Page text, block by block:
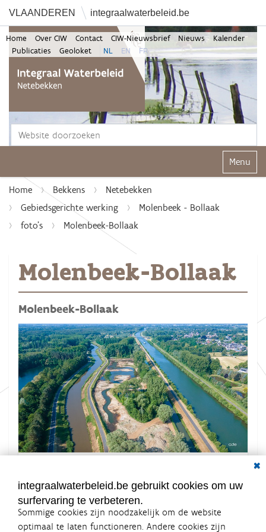
VLAANDEREN integraalwaterbeleid.be
Home Over CIW Contact CIW-Nieuwsbrief Nieuws
Kalender
Publicaties
Geoloket NL EN FR
Klap
Home Bekkens
Netebekken
Gebiedsgerichte werking
Molenbeek - Bollaak
foto's
Molenbeek-Bollaak
Molenbeek-Bollaak
Molenbeek-Bollaak
k
v
o
integraalwaterbeleid.be gebruikt cookies om uw
surfervaring te verbeteren.
Sommige cookies zijn noodzakelijk om de website
optimaal te laten functioneren. Andere cookies zijn